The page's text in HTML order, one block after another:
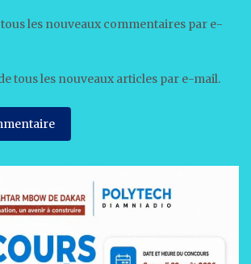
les nouveaux commentaires par e-
tous les nouveaux articles par e-mail.